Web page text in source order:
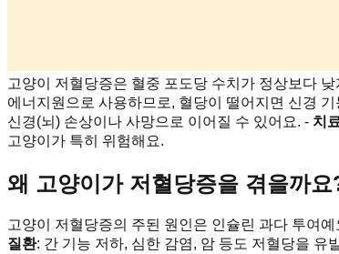
고양이 저혈당증은 혈중 포도당 수치가 정상보다
에너지원으로 사용하므로, 혈당이 떨어지면 신경
신경(뇌) 손상이나 사망으로 이어질 수 있어요. - 치
고양이가 특히 위험해요.
왜 고양이가 저혈당증을 겪을까요
고양이 저혈당증의 주된 원인은 인슐린 과다 투여예
질환: 간 기능 저하, 심한 감염, 암 등도 저혈당을 유